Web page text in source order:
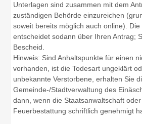
Unterlagen sind zusammen mit dem
zuständigen Behörde einzureichen
soweit bereits möglich auch online).
entscheidet sodann über Ihren Antrag;
Bescheid.
Hinweis: Sind Anhaltspunkte für einen
vorhanden, ist die Todesart ungeklärt
unbekannte Verstorbene, erhalten Sie
Gemeinde-/Stadtverwaltung des
dann, wenn die Staatsanwaltschaft
Feuerbestattung schriftlich genehmigt